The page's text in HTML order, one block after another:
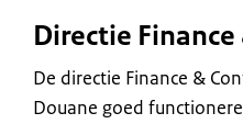
Directie
De directie Finance &
Douane goed